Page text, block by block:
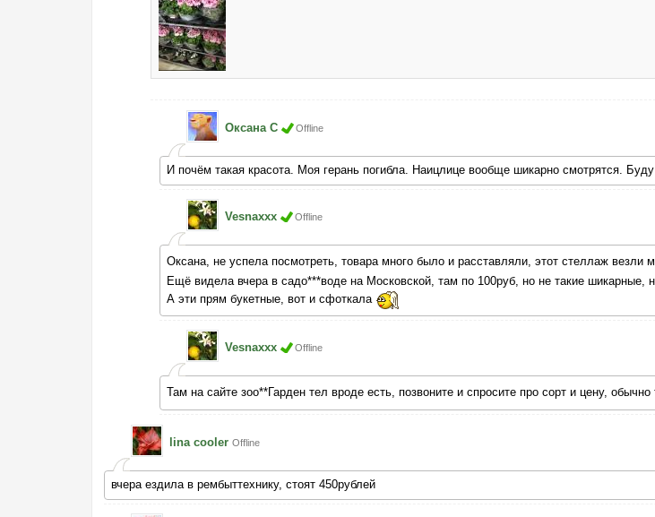
Оксана С Offline
И почём такая красота. Моя герань погибла. Наицлице вообще шикарно смотрятся. Буду
Vesnaxxx Offline
Оксана, не успела посмотреть, товара много было и расставляли, этот стеллаж везли
Ещё видела вчера в садо***воде на Московской, там по 100руб, но не такие шикарные,
А эти прям букетные, вот и сфоткала
Vesnaxxx Offline
Там на сайте зоо**Гарден тел вроде есть, позвоните и спросите про сорт и цену,
lina cooler Offline
вчера ездила в рембыттехнику, стоят 450рублей